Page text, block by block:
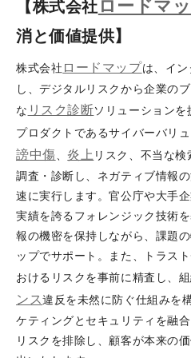
【株式会社 ロードマ
消と価値提供】
株式会社 ロードマップは、イ
し、デジタルリスクから企業の
な リスク診断ソリューション
プロダクトであるサイバーバリ
謗中傷、 炎上 リスク、不当な
調査・診断し、ネガティブ情報
速に実行します。官公庁や大手
実績を誇るフォレンジック技術
報の機密を保持しながら、課題
ップでサポート。また、トラス
おけるリスクを事前に精査し、
ンス違反を未然に防ぐ仕組みを
ケティングとセキュリティを融
リスクを排除し、顧客が本来の